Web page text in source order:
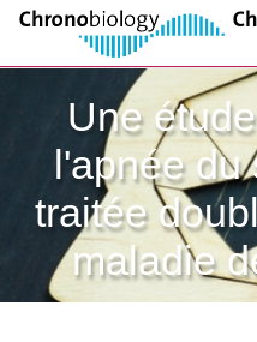
Une
l'apnée du
traitée
maladie